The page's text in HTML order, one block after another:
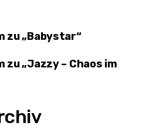
zu „Babystar“
zu „Jazzy – Chaos im